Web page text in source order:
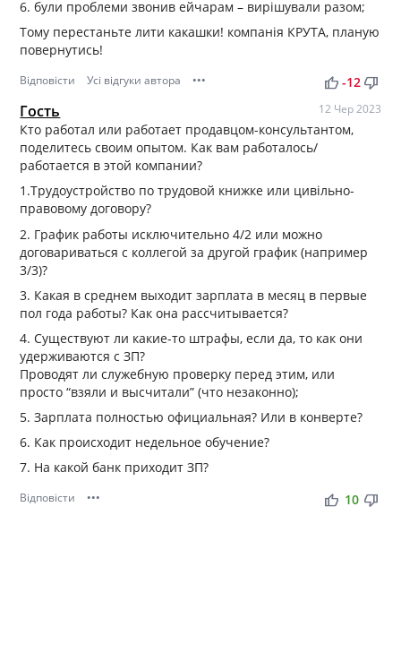
6. були проблеми звонив ейчарам – вирішували разом;
Тому перестаньте лити какашки! компанія КРУТА, планую
повернутись!
Відповісти Усі відгуки автора ••• thumb_up thumb_down
-12
Гость 12 Чер 2023
Кто работал или работает продавцом-консультантом,
поделитесь своим опытом. Как вам работалось/
работается в этой компании?
1.Трудоустройство по трудовой книжке или цивільно-
правовому договору?
2. График работы исключительно 4/2 или можно
договариваться с коллегой за другой график (например
3/3)?
3. Какая в среднем выходит зарплата в месяц в первые
пол года работы? Как она рассчитывается?
4. Существуют ли какие-то штрафы, если да, то как они
удерживаются с ЗП?
Проводят ли служебную проверку перед этим, или
просто “взяли и высчитали” (что незаконно);
5. Зарплата полностью официальная? Или в конверте?
6. Как происходит недельное обучение?
7. На какой банк приходит ЗП?
Відповісти ••• thumb_up thumb_down
10